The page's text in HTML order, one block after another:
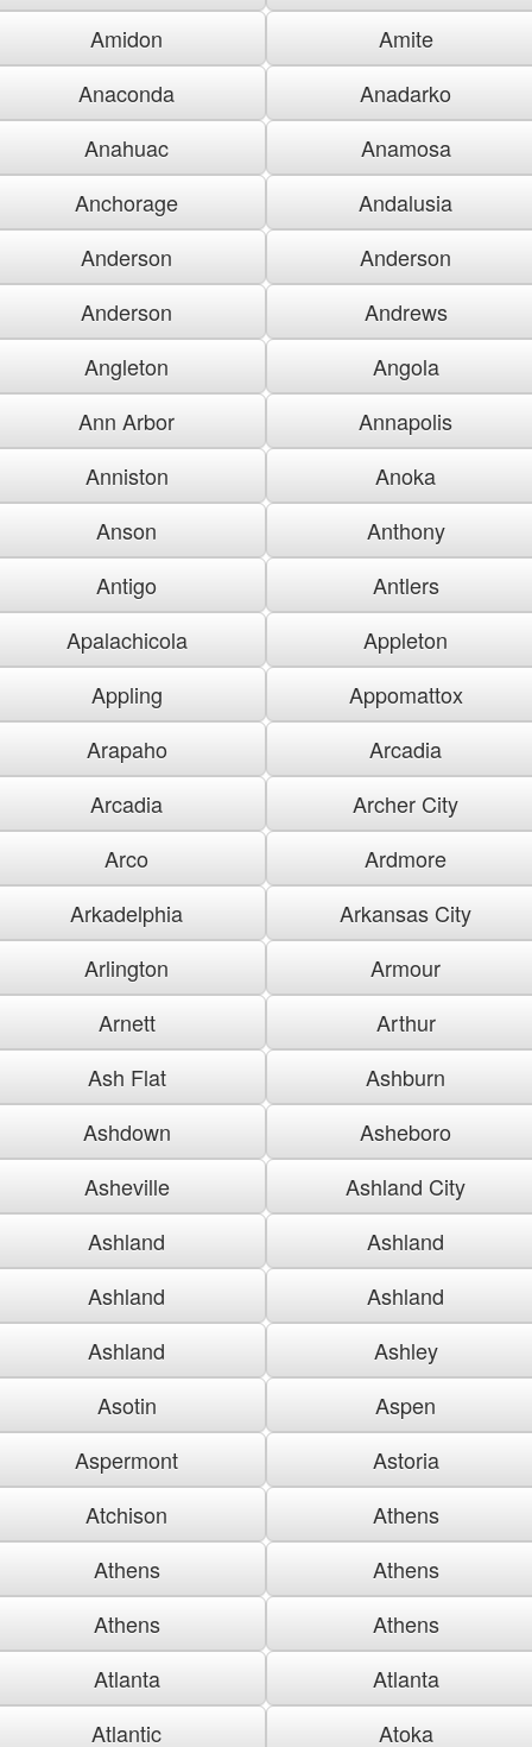
Amidon
Amite
Anaconda
Anadarko
Anahuac
Anamosa
Anchorage
Andalusia
Anderson
Anderson
Anderson
Andrews
Angleton
Angola
Ann Arbor
Annapolis
Anniston
Anoka
Anson
Anthony
Antigo
Antlers
Apalachicola
Appleton
Appling
Appomattox
Arapaho
Arcadia
Arcadia
Archer City
Arco
Ardmore
Arkadelphia
Arkansas City
Arlington
Armour
Arnett
Arthur
Ash Flat
Ashburn
Ashdown
Asheboro
Asheville
Ashland City
Ashland
Ashland
Ashland
Ashland
Ashland
Ashley
Asotin
Aspen
Aspermont
Astoria
Atchison
Athens
Athens
Athens
Athens
Athens
Atlanta
Atlanta
Atlantic
Atoka